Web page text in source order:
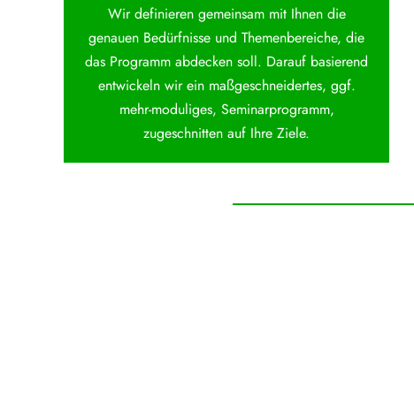
Wir definieren gemeinsam mit Ihnen die
genauen Bedürfnisse und Themenbereiche, die
das Programm abdecken soll. Darauf basierend
entwickeln wir ein maßgeschneidertes, ggf.
mehr-moduliges, Seminarprogramm,
zugeschnitten auf Ihre Ziele.